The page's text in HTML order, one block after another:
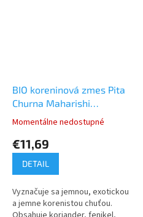
BIO koreninová zmes Pita
Churna Maharishi
Ayurveda 35g
Momentálne nedostupné
€11,69
DETAIL
Vyznačuje sa jemnou, exotickou
a jemne korenistou chuťou.